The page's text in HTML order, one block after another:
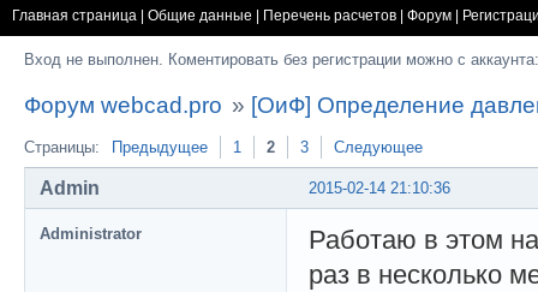
Главная страница Общие данные Перечень расчетов Форум
Вход не выполнен. Коментировать без регистрации можно с
Форум webcad.pro » [ОиФ] Определение
Страницы: Предыдущее 1 2 3 Следующее
2015-02-14 21:10:36
Admin
Administrator
Работаю в этом
раз в несколько